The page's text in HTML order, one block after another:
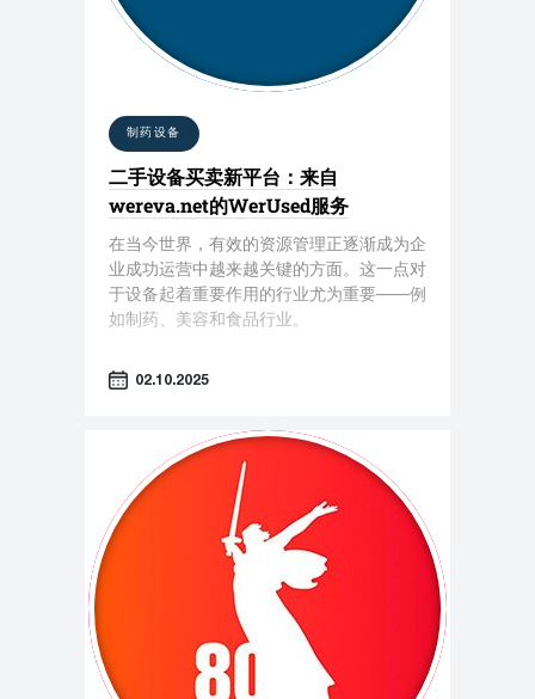
制药设备
二手设备买卖新平台：来自
wereva.net的WerUsed服务
在当今世界，有效的资源管理正逐渐成为企
业成功运营中越来越关键的方面。这一点对
于设备起着重要作用的行业尤为重要——例
如制药、美容和食品行业。
02.10.2025